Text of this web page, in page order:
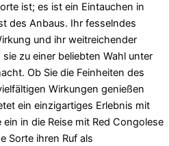
ist; es ist ein Eintauchen in
des Anbaus. Ihr fesselndes
und ihr weitreichender
zu einer beliebten Wahl unter
Ob Sie die Feinheiten des
Wirkungen genießen
ein einzigartiges Erlebnis mit
in die Reise mit Red Congolese
Sorte ihren Ruf als